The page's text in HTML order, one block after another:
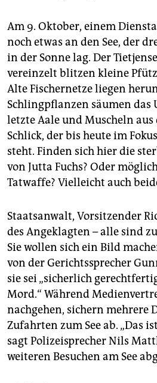
Am 9. Oktober, einem
noch etwas an den See, der
in der Sonne lag. Der
vereinzelt blitzen kleine
Alte Fischernetze liegen
Schlingpflanzen säumen das
letzte Aale und Muscheln aus
Schlick, der bis heute im
steht. Finden sich hier die
von Jutta Fuchs? Oder
Tatwaffe? Vielleicht auch
Staatsanwalt, Vorsitzender
des Angeklagten – alle sind
Sie wollen sich ein Bild
von der Gerichtssprecher
sie sei „sicherlich
Mord.“ Während
nachgehen, sichern mehrere
Zufahrten zum See ab. „Das
sagt Polizeisprecher Nils
weiteren Besuchen am See